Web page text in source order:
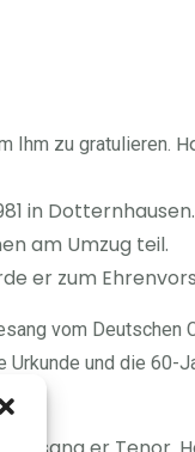
Ihm zu gratulieren.
in Dotternhausen.
am Umzug teil.
er zum
vom Deutschen
und die 60-